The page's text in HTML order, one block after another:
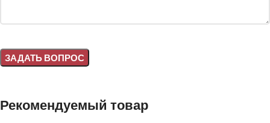
Рекомендуемый товар